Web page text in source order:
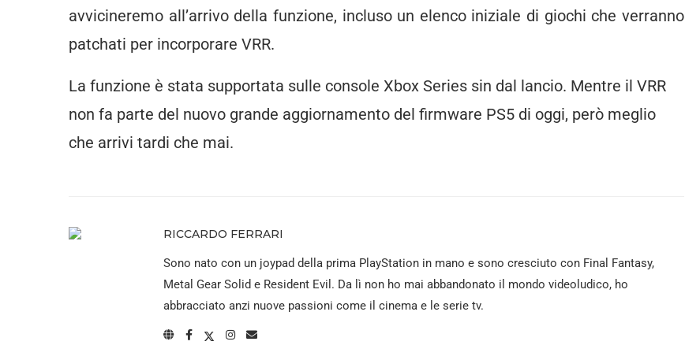
avvicineremo all’arrivo della funzione, incluso un elenco iniziale di giochi che verranno
patchati per incorporare VRR.
La funzione è stata supportata sulle console Xbox Series sin dal lancio. Mentre il VRR
non fa parte del nuovo grande aggiornamento del firmware PS5 di oggi, però meglio
che arrivi tardi che mai.
RICCARDO FERRARI
Sono nato con un joypad della prima PlayStation in mano e sono cresciuto con Final Fantasy,
Metal Gear Solid e Resident Evil. Da lì non ho mai abbandonato il mondo videoludico, ho
abbracciato anzi nuove passioni come il cinema e le serie tv.